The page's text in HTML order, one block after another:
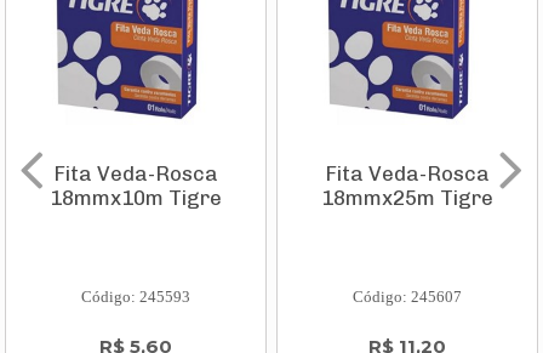
Fita Veda-Rosca
18mmx10m Tigre
Código: 245593
R$ 5,60
Fita Veda-Rosca
18mmx25m Tigre
Código: 245607
R$ 11,20